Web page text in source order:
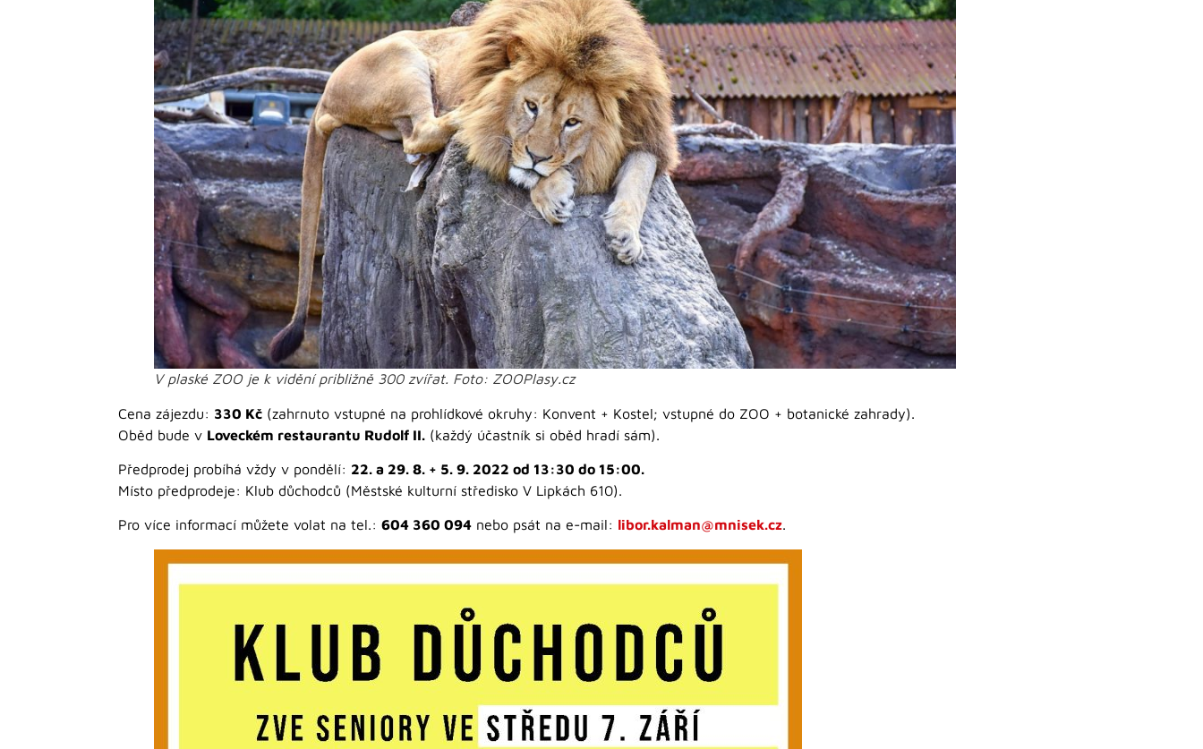
V plaské ZOO je k vidění približně 300 zvířat. Foto: ZOOPlasy.cz
Cena zájezdu: 330 Kč (zahrnuto vstupné na prohlídkové okruhy: Konvent + Kostel; vstupné do ZOO + botanické zahrady).
Oběd bude v Loveckém restaurantu Rudolf II. (každý účastník si oběd hradí sám).
Předprodej probíhá vždy v pondělí: 22. a 29. 8. + 5. 9. 2022 od 13:30 do 15:00.
Místo předprodeje: Klub důchodců (Městské kulturní středisko V Lipkách 610).
Pro více informací můžete volat na tel.: 604 360 094 nebo psát na e-mail: libor.kalman@mnisek.cz.